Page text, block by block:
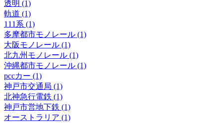
透明 (1)
軌道 (1)
111系 (1)
多摩都市モノレール (1)
大阪モノレール (1)
北九州モノレール (1)
沖縄都市モノレール (1)
pccカー (1)
神戸市交通局 (1)
北神急行電鉄 (1)
神戸市営地下鉄 (1)
オーストラリア (1)